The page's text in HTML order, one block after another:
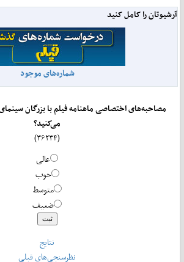
آرشیوتان را کامل کنید
شماره‌های موجود
مصاحبه‌های اختصاصی ماهنامه فیلم با بزرگان سینمای
می‌کنید؟
عالی
خوب
متوسط
ضعیف
نتایج
نظرسنجی‌های قبلی